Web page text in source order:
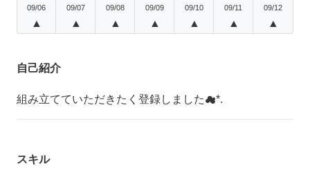
09/06
▲
09/07
▲
09/08
▲
09/09
▲
09/10
▲
09/11
▲
09/12
▲
自己紹介
組み立てていただきたく登録しました︎︎☁︎︎*.
スキル